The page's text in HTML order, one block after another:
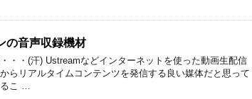
の音声収録機材
・・(汗) Ustreamなどインターネットを使った動画生配信
らリアルタイムコンテンツを発信する良い媒体だと思って
るこ …